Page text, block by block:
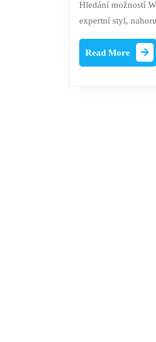
Hledání možností
expertní styl,
Read More